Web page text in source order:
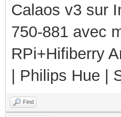
Calaos v3 sur
750-881 avec
RPi+Hifiberry
| Philips Hue |
Find